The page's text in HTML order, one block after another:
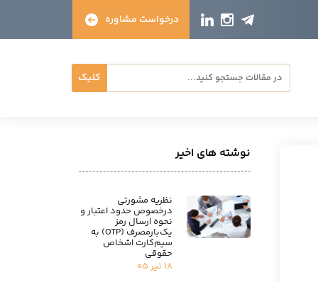
کلیک
درخواست مشاوره
نوشته های اخیر
نظریه مشورتی
درخصوص حدود اعتبار و
نحوه ارسال رمز
یک‌بارمصرف (OTP) به
سیم‌کارت اشخاص
حقوقی
۱۸ تیر ۰۵